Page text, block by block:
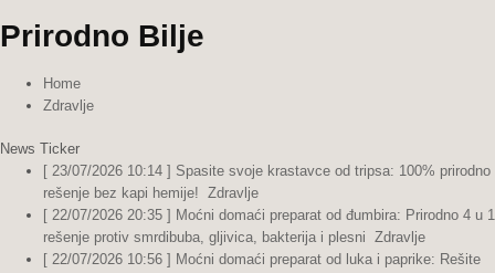
Prirodno Bilje
Home
Zdravlje
News Ticker
[ 23/07/2026 10:14 ] Spasite svoje krastavce od tripsa: 100% prirodno
rešenje bez kapi hemije! Zdravlje
[ 22/07/2026 20:35 ] Moćni domaći preparat od đumbira: Prirodno 4 u 1
rešenje protiv smrdibuba, gljivica, bakterija i plesni Zdravlje
[ 22/07/2026 10:56 ] Moćni domaći preparat od luka i paprike: Rešite